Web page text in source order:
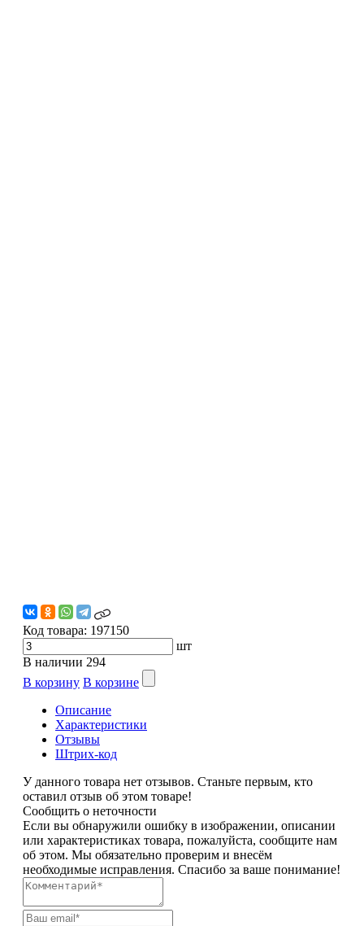
Код товара: 197150
шт
В наличии 294
В корзину В корзине
Описание
Характеристики
Отзывы
Штрих-код
У данного товара нет отзывов. Станьте первым, кто
оставил отзыв об этом товаре!
Сообщить о неточности
Если вы обнаружили ошибку в изображении, описании
или характеристиках товара, пожалуйста, сообщите нам
об этом. Мы обязательно проверим и внесём
необходимые исправления. Спасибо за ваше понимание!